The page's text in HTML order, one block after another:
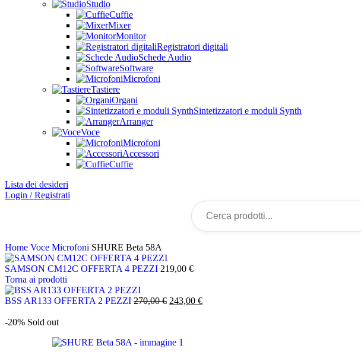
Studio
Cuffie
Mixer
Monitor
Registratori digitali
Schede Audio
Software
Microfoni
Tastiere
Organi
Sintetizzatori e moduli Synth
Arranger
Voce
Microfoni
Accessori
Cuffie
Lista dei desideri
Login / Registrati
Home Voce Microfoni SHURE Beta 58A
SAMSON CM12C OFFERTA 4 PEZZI 219,00 €
Torna ai prodotti
BSS AR133 OFFERTA 2 PEZZI 270,00€ 243,00 €
-20% Sold out